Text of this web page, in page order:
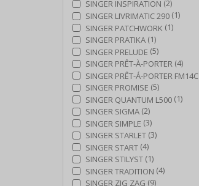
SINGER INSPIRATION (2)
SINGER LIVRIMATIC 290 (1)
SINGER PATCHWORK (1)
SINGER PRATIKA (1)
SINGER PRELUDE (5)
SINGER PRÊT-À-PORTER (4)
SINGER PRÊT-Á-PORTER FM14C
SINGER PROMISE (5)
SINGER QUANTUM L500 (1)
SINGER SIGMA (2)
SINGER SIMPLE (3)
SINGER STARLET (3)
SINGER START (4)
SINGER STILYST (1)
SINGER TRADITION (4)
SINGER ZIG ZAG (9)